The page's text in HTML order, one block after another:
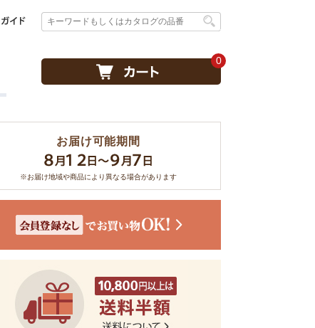
0
お届け可能期間
※お届け地域や商品により異なる場合があります